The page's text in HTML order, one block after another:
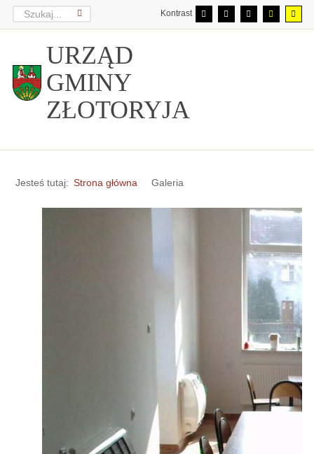
Kontrast
URZĄD
GMINY
ZŁOTORYJA
Jesteś tutaj: Strona główna Galeria